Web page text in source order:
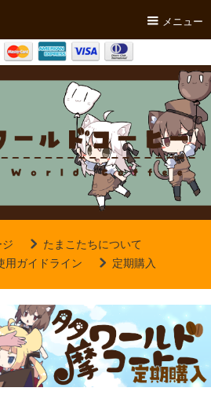
メニュー
ジ
たまこたちについて
用ガイドライン
定期購入